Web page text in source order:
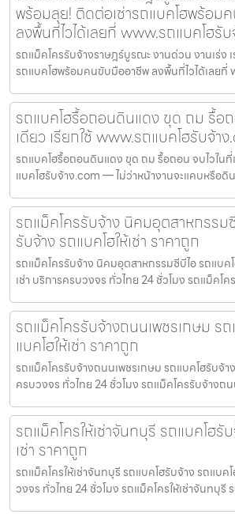
พร้อมลุย! ติดต่อเช่ารถแบคโฮพร้อม
ลงพื้นที่ไวได้เลยที่ www.รถแบคโฮรั
รถแม็คโครรับจ้างราษฎร์บูรณะ งานด่วน งานเร่ง
รถแบคโฮพร้อมคนขับมืออาชีพ ลงพื้นที่ไวได้เลยที่
รถแบคโฮรื้อถอนดินแดง ขุด ถม รื้อถ
เดียว เรียกใช้ www.รถแบคโฮรับจ้า
รถแบคโฮรื้อถอนดินแดง ขุด ถม รื้อถอน จบไวในที่
แบคโฮรับจ้าง.com — ไม่ว่าหน้างานจะแคบหรือดิ
รถแม็คโครรับจ้าง นิคมอุตสาหกรรม
รับจ้าง รถแบคโฮให้เช่า ราคาถูก
รถแม็คโครรับจ้าง นิคมอุตสาหกรรมซีบีไอ รถแบค
เช่า บริการครบวงจร ทั่วไทย 24 ชั่วโมง รถแม็คโค
รถแม็คโครรับจ้างถนนเพชรเกษม ร
แบคโฮให้เช่า ราคาถูก
รถแม็คโครรับจ้างถนนเพชรเกษม รถแบคโฮรับจ้า
ครบวงจร ทั่วไทย 24 ชั่วโมง รถแม็คโครรับจ้างถ
รถแม็คโครให้เช่าจันทบุรี รถแบคโฮรั
เช่า ราคาถูก
รถแม็คโครให้เช่าจันทบุรี รถแบคโฮรับจ้าง รถแบคโ
วงจร ทั่วไทย 24 ชั่วโมง รถแม็คโครให้เช่าจันทบุรี